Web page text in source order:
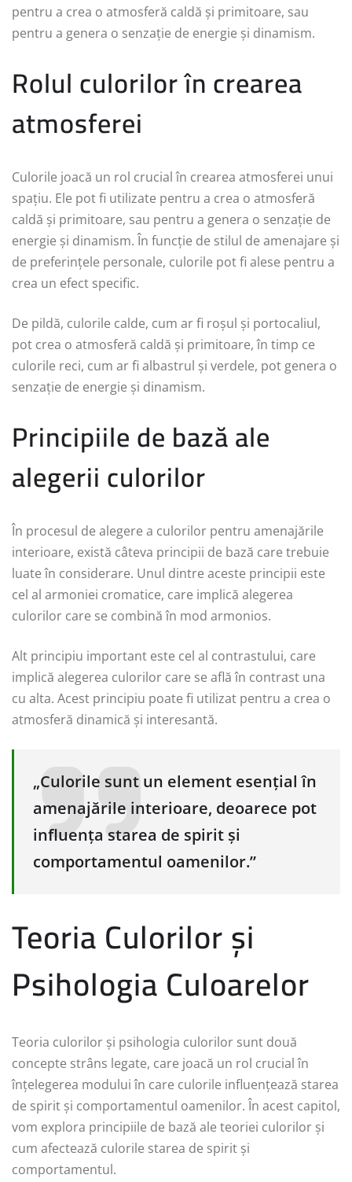
pentru a crea o atmosferă caldă și primitoare, sau
pentru a genera o senzație de energie și dinamism.
Rolul culorilor în crearea
atmosferei
Culorile joacă un rol crucial în crearea atmosferei unui
spațiu. Ele pot fi utilizate pentru a crea o atmosferă
caldă și primitoare, sau pentru a genera o senzație de
energie și dinamism. În funcție de stilul de amenajare și
de preferințele personale, culorile pot fi alese pentru a
crea un efect specific.
De pildă, culorile calde, cum ar fi roșul și portocaliul,
pot crea o atmosferă caldă și primitoare, în timp ce
culorile reci, cum ar fi albastrul și verdele, pot genera o
senzație de energie și dinamism.
Principiile de bază ale
alegerii culorilor
În procesul de alegere a culorilor pentru amenajările
interioare, există câteva principii de bază care trebuie
luate în considerare. Unul dintre aceste principii este
cel al armoniei cromatice, care implică alegerea
culorilor care se combină în mod armonios.
Alt principiu important este cel al contrastului, care
implică alegerea culorilor care se află în contrast una
cu alta. Acest principiu poate fi utilizat pentru a crea o
atmosferă dinamică și interesantă.
„Culorile sunt un element esențial în
amenajările interioare, deoarece pot
influența starea de spirit și
comportamentul oamenilor.”
Teoria Culorilor și
Psihologia Culoarelor
Teoria culorilor și psihologia culorilor sunt două
concepte strâns legate, care joacă un rol crucial în
înțelegerea modului în care culorile influențează starea
de spirit și comportamentul oamenilor. În acest capitol,
vom explora principiile de bază ale teoriei culorilor și
cum afectează culorile starea de spirit și
comportamentul.